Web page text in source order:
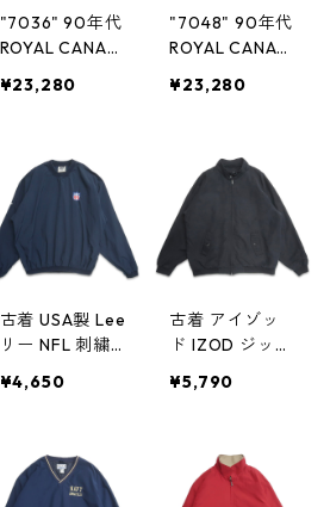
"7036" 90年代
ROYAL CANADI
RCAF カナダ軍
ースブルー ミ
リタリー 古着
古着屋 高円寺
ビンテージ n60
506
¥23,280
"7048" 90年代
ROYAL CANADI
RCAF カナダ軍
ースブルー ミ
リタリー 古着
古着屋 高円寺
ビンテージ n60
506
¥23,280
古着 USA製 Lee
リー NFL 刺繍
ムアップジャケ
ネイビー 表
記：XL gd40
¥4,650
古着 アイゾッ
ド IZOD ジップ
ト ブルゾン ブ
w60423
¥5,790